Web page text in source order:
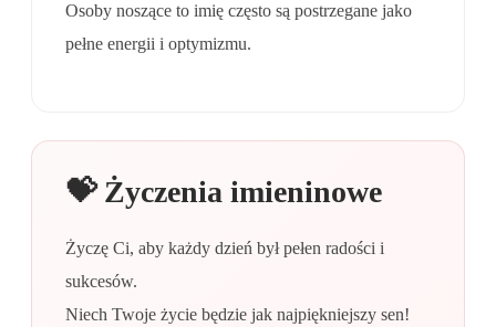
Osoby noszące to imię często są postrzegane jako
pełne energii i optymizmu.
💝 Życzenia imieninowe
Życzę Ci, aby każdy dzień był pełen radości i
sukcesów.
Niech Twoje życie będzie jak najpiękniejszy sen!